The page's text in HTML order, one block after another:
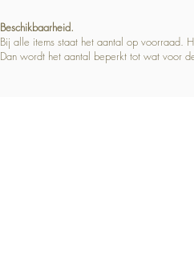
Beschikbaarheid.
Bij alle items staat het aantal op voorraad.
Dan wordt het aantal beperkt tot wat voor